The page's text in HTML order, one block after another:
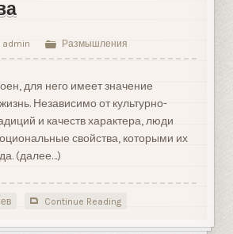
admin Размышления
для него имеет значение
Независимо от культурно-
и качеств характера, люди
свойства, которыми их
(далее…)
Continue Reading